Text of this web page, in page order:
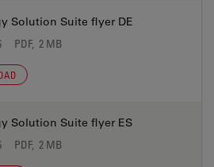
Solution Suite flyer DE
PDF, 2 MB
Solution Suite flyer ES
PDF, 2 MB